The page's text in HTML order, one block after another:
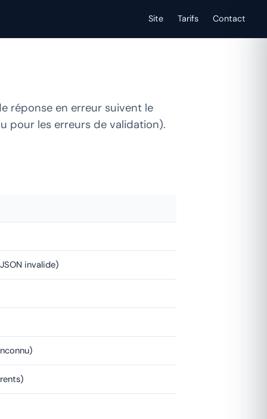
Site Tarifs Contact
réponse en erreur suivent le
pour les erreurs de validation).
invalide)